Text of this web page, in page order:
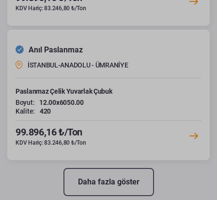
KDV Hariç: 83.246,80 ₺/Ton
Anıl Paslanmaz
İSTANBUL-ANADOLU - ÜMRANİYE
Paslanmaz Çelik Yuvarlak Çubuk
Boyut:
12.00x6050.00
Kalite:
420
99.896,16 ₺/Ton
KDV Hariç: 83.246,80 ₺/Ton
Daha fazla göster